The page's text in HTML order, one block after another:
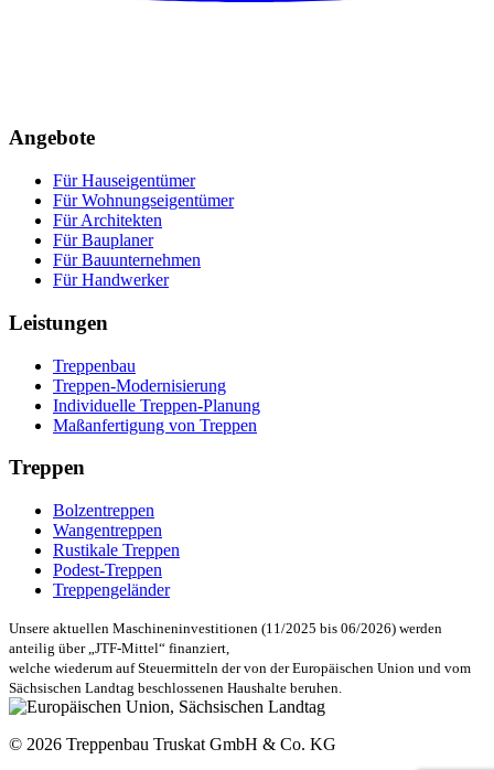
Angebote
Für Hauseigentümer
Für Wohnungseigentümer
Für Architekten
Für Bauplaner
Für Bauunternehmen
Für Handwerker
Leistungen
Treppenbau
Treppen-Modernisierung
Individuelle Treppen-Planung
Maßanfertigung von Treppen
Treppen
Bolzentreppen
Wangentreppen
Rustikale Treppen
Podest-Treppen
Treppengeländer
Unsere aktuellen Maschineninvestitionen (11/2025 bis 06/2026) werden
anteilig über „JTF-Mittel“ finanziert,
welche wiederum auf Steuermitteln der von der Europäischen Union und vom
Sächsischen Landtag beschlossenen Haushalte beruhen.
© 2026 Treppenbau Truskat GmbH & Co. KG